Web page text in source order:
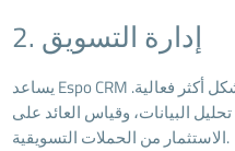
2. إدارة التسويق
يساعد Espo CRM في تخطيط وتنفيذ حملات التسويق بشكل أكثر فعالية.
البيانات، وقياس العائد على
الاستثمار من الحملات التسويقية.